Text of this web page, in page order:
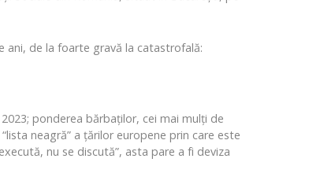
de la foarte gravă la catastrofală:
ponderea bărbaților, cei mai mulți de
neagră” a țărilor europene prin care este
nu se discută”, asta pare a fi deviza